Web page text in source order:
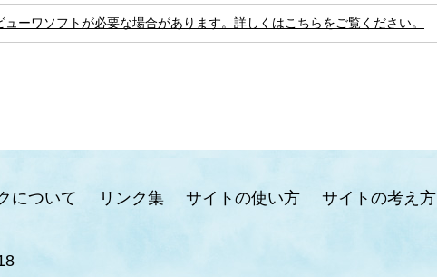
ーワソフトが必要な場合があります。詳しくはこちらをご覧ください。
について リンク集 サイトの使い方 サイトの考え方